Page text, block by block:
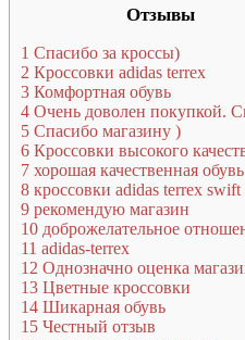
Отзывы
1 Спасибо за кроссы)
2 Кроссовки adidas terrex
3 Комфортная обувь
4 Очень доволен покупкой.
5 Спасибо магазину )
6 Кроссовки высокого
7 хорошая качественная обувь
8 кроссовки adidas terrex
9 рекомендую магазин
10 доброжелательное
11 adidas-terrex
12 Однозначно оценка
13 Цветные кроссовки
14 Шикарная обувь
15 Честный отзыв